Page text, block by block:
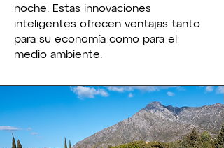
noche. Estas innovaciones
inteligentes ofrecen ventajas tanto
para su economía como para el
medio ambiente.